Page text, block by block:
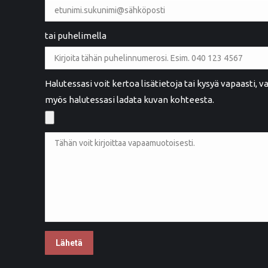
tai puhelimella
Halutessasi voit kertoa lisätietoja tai kysyä vapaasti,
myös halutessasi ladata kuvan kohteesta.
Maarit Henttula
Rauma